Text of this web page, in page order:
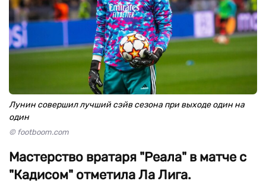
Лунин совершил лучший сэйв сезона при выходе один на
один
© footboom.com
Мастерство вратаря "Реала" в матче с
"Кадисом" отметила Ла Лига.